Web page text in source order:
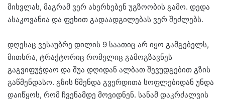
მისვლას, მაგრამ ვერ ახერხებენ უგზოობის გამო. დედა
ასაკოვანია და ფეხით გადაადგილებას ვერ შეძლებს.
დღესაც ვესაუბრე დილის 9 საათიც არ იყო გამგებელს,
მითხრა, ტრაქტორიც რომელიც გამოგზავნეს
გაგვიფუჭდაო და შუა დღიდან ალბათ შევუდგებით გზის
გაწმენდასო. გზის წმენდა გვერდითა სოფლებიდან უნდა
დაიწყოს, რომ ჩვენამდე მოვიდნენ. სანამ დაკრძალვის